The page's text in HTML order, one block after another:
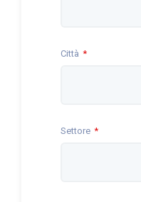
Città
Settore